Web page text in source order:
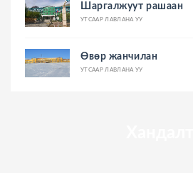
Шаргалжуут рашаан
УТСААР ЛАВЛАНА УУ
Өвөр жанчилан
УТСААР ЛАВЛАНА УУ